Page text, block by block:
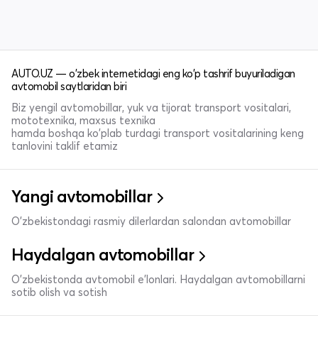
AUTO.UZ — o'zbek internetidagi eng ko'p tashrif buyuriladigan
avtomobil saytlaridan biri
Biz yengil avtomobillar, yuk va tijorat transport vositalari,
mototexnika, maxsus texnika
hamda boshqa ko'plab turdagi transport vositalarining keng
tanlovini taklif etamiz
Yangi avtomobillar
O'zbekistondagi rasmiy dilerlardan salondan avtomobillar
Haydalgan avtomobillar
O'zbekistonda avtomobil e’lonlari. Haydalgan avtomobillarni
sotib olish va sotish